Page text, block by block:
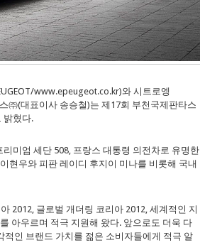
www.epeugeot.co.kr)와 시트로엥
㈜(대표이사 송승철)는 제17회 부천국제판타스
밝혔다.
미엄 세단 508, 프랑스 대통령 의전차로 유명한
현우와 피판 레이디 후지이 미나를 비롯해 국내
2012, 글로벌 개더링 코리아 2012, 세계적인 지
아우르며 적극 지원해 왔다. 앞으로도 더욱 다
인 브랜드 가치를 젊은 소비자들에게 적극 알